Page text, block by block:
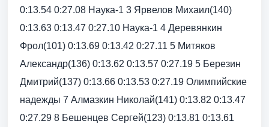
0:13.54 0:27.08 Наука-1 3 Ярвелов Михаил(140)
0:13.63 0:13.47 0:27.10 Наука-1 4 Деревянкин
Фрол(101) 0:13.69 0:13.42 0:27.11 5 Митяков
Александр(136) 0:13.62 0:13.57 0:27.19 5 Березин
Дмитрий(137) 0:13.66 0:13.53 0:27.19 Олимпийские
надежды 7 Алмазкин Николай(141) 0:13.82 0:13.47
0:27.29 8 Бешенцев Сергей(123) 0:13.81 0:13.61